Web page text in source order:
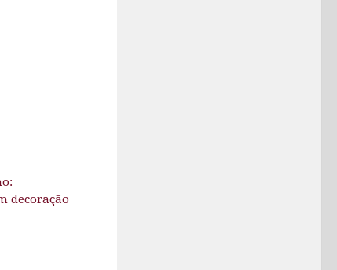
decoração